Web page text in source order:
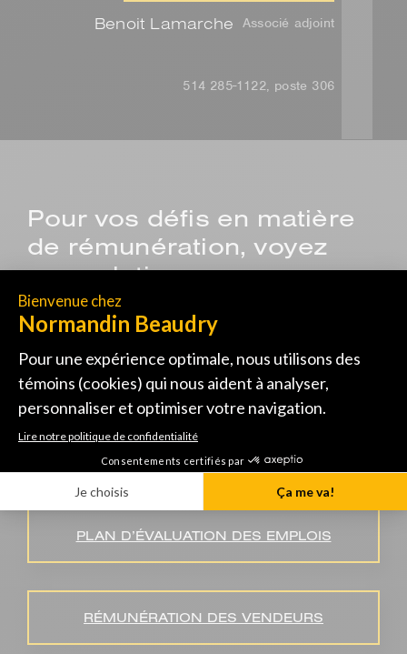
Associé adjoint
Benoit Lamarche
514 285-1122, poste 306
Pour vos défis en matière
de rémunération, voyez
nos solutions.
RÉMUNÉRATION
ÉQUITÉ SALARIALE ET CONFORMITÉ À
LA LOI
PLAN D’ÉVALUATION DES EMPLOIS
RÉMUNÉRATION DES VENDEURS